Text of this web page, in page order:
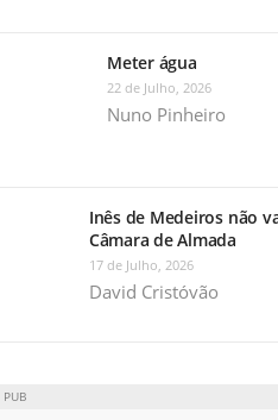
Meter água
22 de Julho, 2026
Nuno Pinheiro
Inês de Medeiros não
Câmara de Almada
17 de Julho, 2026
David Cristóvão
PUB